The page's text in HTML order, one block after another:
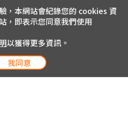
，本網站會紀錄您的 cookies 資
，即表示您同意我們使用
以獲得更多資訊。
我同意